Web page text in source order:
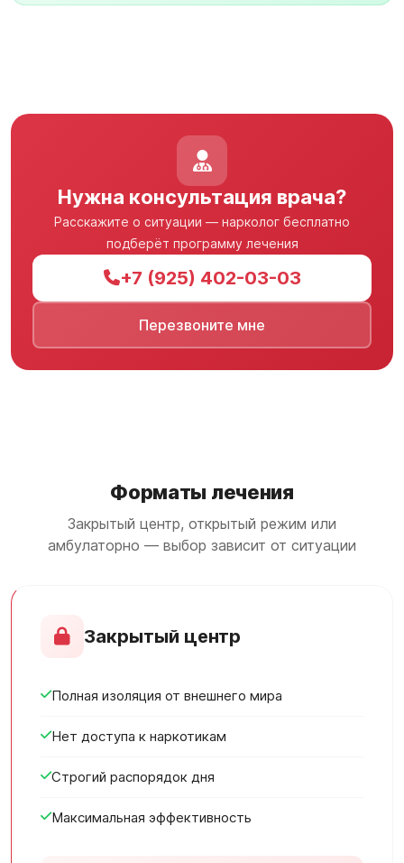
Нужна консультация врача?
Расскажите о ситуации — нарколог бесплатно
подберёт программу лечения
+7 (925) 402-03-03
Перезвоните мне
Форматы лечения
Закрытый центр, открытый режим или
амбулаторно — выбор зависит от ситуации
Закрытый центр
Полная изоляция от внешнего мира
Нет доступа к наркотикам
Строгий распорядок дня
Максимальная эффективность